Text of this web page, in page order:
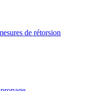
de rétorsion